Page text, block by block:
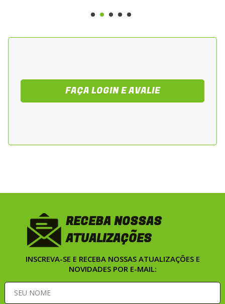
Tecido de alta resistencia a abrasao e
Modelagem Masculina
Corte ergonomico que promove ajuste
mobilidade em diferentes posturas de
dissipacao de impacto em pontos
estrategicos, aumentando o nivel de
seguranca do motociclista.
Fechamento e Ajustes
Ziper frontal reforcado com acionamento
FAÇA LOGIN E AVALIE
RECEBA NOSSAS
ATUALIZAÇÕES
INSCREVA-SE E RECEBA NOSSAS ATUALIZAÇÕES E
NOVIDADES POR E-MAIL: